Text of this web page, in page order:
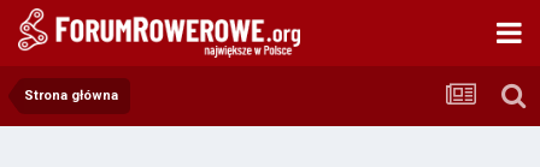
Strona główna